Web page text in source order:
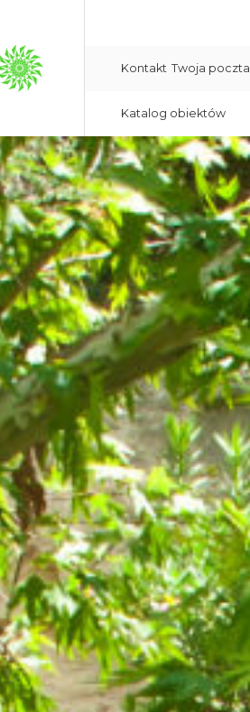
Kontakt Twoja poczta
Katalog obiektów